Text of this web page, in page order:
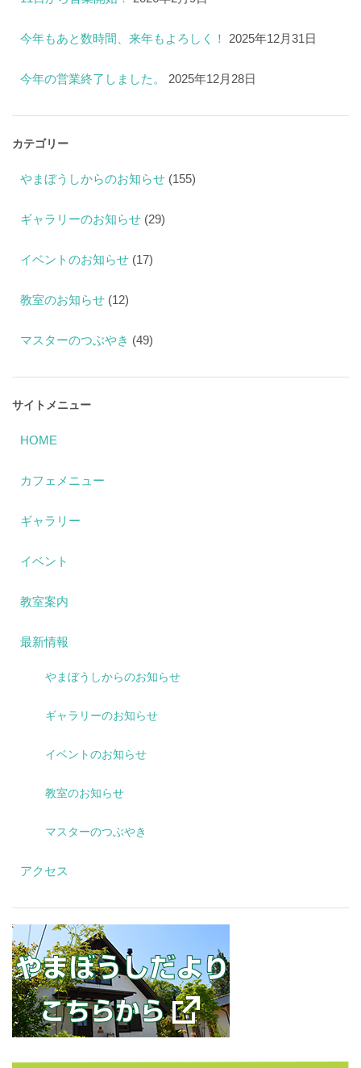
今年もあと数時間、来年もよろしく！ 2025年12月31日
今年の営業終了しました。 2025年12月28日
カテゴリー
やまぼうしからのお知らせ (155)
ギャラリーのお知らせ (29)
イベントのお知らせ (17)
教室のお知らせ (12)
マスターのつぶやき (49)
サイトメニュー
HOME
カフェメニュー
ギャラリー
イベント
教室案内
最新情報
やまぼうしからのお知らせ
ギャラリーのお知らせ
イベントのお知らせ
教室のお知らせ
マスターのつぶやき
アクセス